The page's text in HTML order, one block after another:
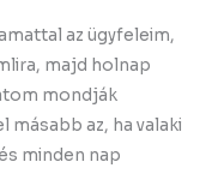
az ügyfeleim,
majd holnap
mondják
másabb az, ha valaki
minden nap